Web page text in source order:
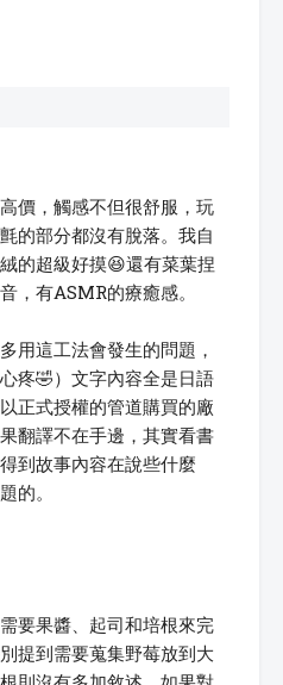
價，觸感不但很舒服，玩
的部分都沒有脫落。我自
的超級好摸😆還有菜葉捏
，有ASMR的療癒感。
用這工法會發生的問題，
疼🤣）文字內容全是日語
正式授權的管道購買的廠
翻譯不在手邊，其實看書
到故事內容在說些什麼
的。
要果醬、起司和培根來完
提到需要蒐集野莓放到大